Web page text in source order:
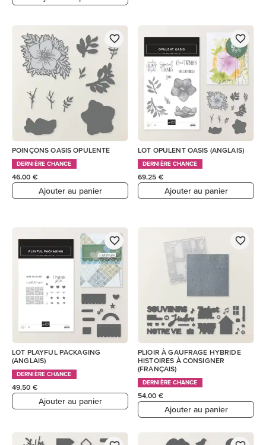
POINÇONS OASIS OPULENTE
DERNIÈRE CHANCE
46,00 €
Ajouter au panier
LOT OPULENT OASIS (ANGLAIS)
DERNIÈRE CHANCE
69,25 €
Ajouter au panier
LOT PLAYFUL PACKAGING
(ANGLAIS)
DERNIÈRE CHANCE
49,50 €
Ajouter au panier
PLIOIR À GAUFRAGE HYBRIDE
HISTOIRES À CONSIGNER
(FRANÇAIS)
DERNIÈRE CHANCE
54,00 €
Ajouter au panier